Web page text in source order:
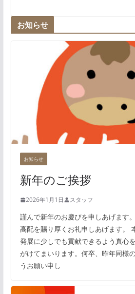
お知らせ
お知らせ
新年のご挨拶
2026年1月1日 スタッフ
謹んで新年のお慶びを申しあげます
高配を賜り厚くお礼申しあげます。
発展に少しでも貢献できるよう真心
がけてまいります。何卒、昨年同様
うお願い申し